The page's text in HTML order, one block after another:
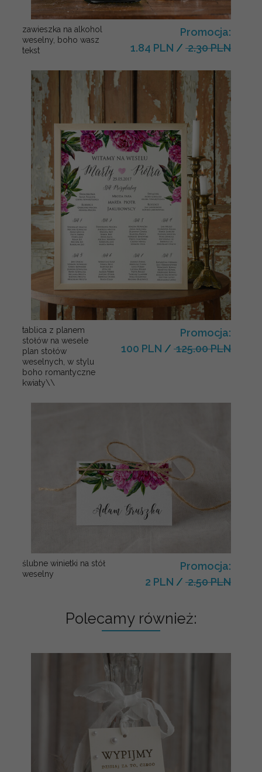
zawieszka na alkohol
weselny, boho wasz
tekst
Promocja:
1.84 PLN / 2.30 PLN
tablica z planem
stołów na wesele
plan stołów
weselnych, w stylu
boho romantyczne
kwiaty\\
Promocja:
100 PLN / 125.00 PLN
ślubne winietki na stół
weselny
Promocja:
2 PLN / 2.50 PLN
Polecamy również: